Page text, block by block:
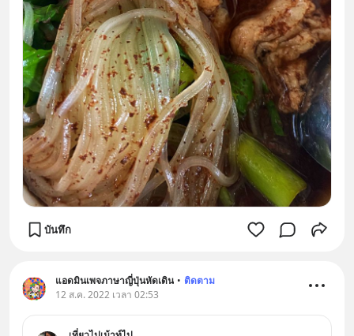
บันทึก
แอดมินเพจภาษาญี่ปุ่นหัดเดิน • ติดตาม
12 ส.ค. 2022 เวลา 02:53